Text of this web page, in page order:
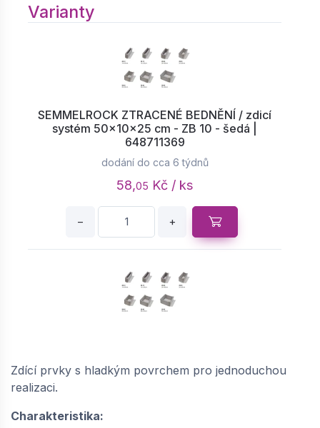
Varianty
SEMMELROCK ZTRACENÉ BEDNĚNÍ / zdicí
systém 50x10x25 cm - ZB 10 - šedá |
648711369
dodání do cca 6 týdnů
58,05 Kč / ks
− +
64863302
Zdící prvky s hladkým povrchem pro jednoduchou
realizaci.
Charakteristika: